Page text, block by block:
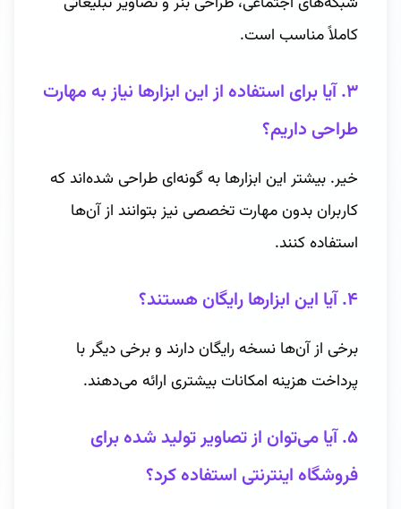
کاملاً مناسب است.
۳. آیا برای استفاده از این ابزارها نیاز به مهارت
طراحی داریم؟
خیر. بیشتر این ابزارها به گونه‌ای طراحی شده‌اند که
کاربران بدون مهارت تخصصی نیز بتوانند از آن‌ها
استفاده کنند.
۴. آیا این ابزارها رایگان هستند؟
برخی از آن‌ها نسخه رایگان دارند و برخی دیگر با
پرداخت هزینه امکانات بیشتری ارائه می‌دهند.
۵. آیا می‌توان از تصاویر تولید شده برای
فروشگاه اینترنتی استفاده کرد؟